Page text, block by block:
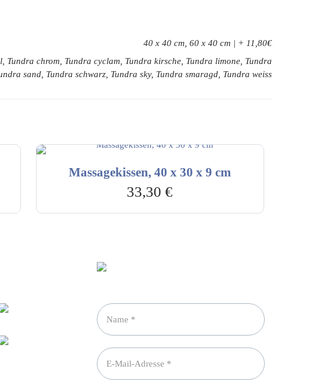
40 x 40 cm, 60 x 40 cm | + 11,80€
chrom, Tundra cyclam, Tundra kirsche, Tundra limone, Tundra
sand, Tundra schwarz, Tundra sky, Tundra smaragd, Tundra weiss
Massagekissen, 40 x 30 x 9 cm
33,30€